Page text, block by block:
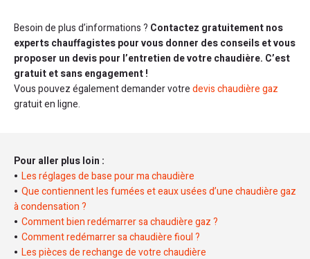
Besoin de plus d’informations ? Contactez gratuitement nos
experts chauffagistes pour vous donner des conseils et vous
proposer un devis pour l’entretien de votre chaudière. C’est
gratuit et sans engagement !
Vous pouvez également demander votredevis chaudière gaz
gratuit en ligne.
Pour aller plus loin :
Les réglages de base pour ma chaudière
Que contiennent les fumées et eaux usées d’une chaudière gaz
à condensation ?
Comment bien redémarrer sa chaudière gaz ?
Comment redémarrer sa chaudière fioul ?
Les pièces de rechange de votre chaudière